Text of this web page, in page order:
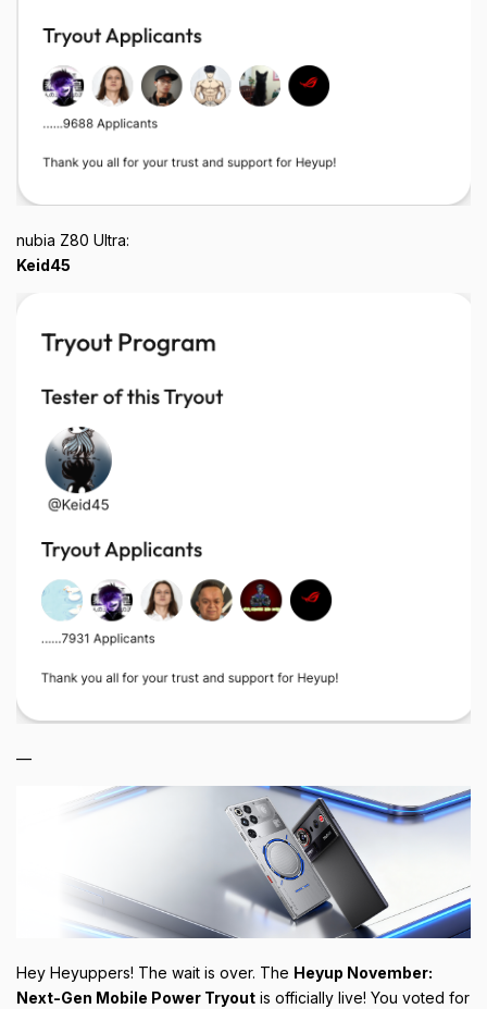
nubia Z80 Ultra:
Keid45
—
Hey Heyuppers! The wait is over. The Heyup November:
Next-Gen Mobile Power Tryout is officially live! You voted for